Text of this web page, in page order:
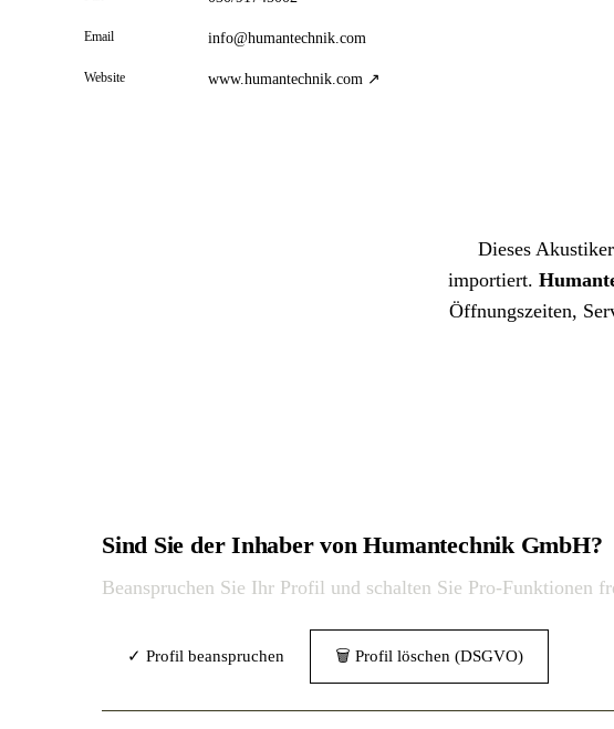
Email info@humantechnik.com
Website www.humantechnik.com ↗
Dieses
importiert.
Öffnungszeiten,
Sind Sie der Inhaber von Humantechnik GmbH?
Beanspruchen Sie Ihr Profil und schalten Sie Pro-Funktionen
✓ Profil beanspruchen 🗑 Profil löschen (DSGVO)